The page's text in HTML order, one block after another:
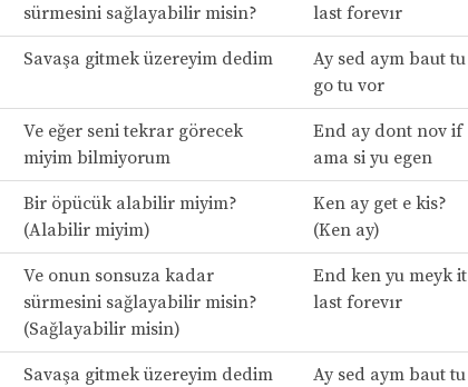
sürmesini sağlayabilir misin?
last forevır
Savaşa gitmek üzereyim dedim
Ay sed aym baut tu
go tu vor
Ve eğer seni tekrar görecek
miyim bilmiyorum
End ay dont nov if
ama si yu egen
Bir öpücük alabilir miyim?
(Alabilir miyim)
Ken ay get e kis?
(Ken ay)
Ve onun sonsuza kadar
sürmesini sağlayabilir misin?
(Sağlayabilir misin)
End ken yu meyk it
last forevır
Savaşa gitmek üzereyim dedim
Ay sed aym baut tu